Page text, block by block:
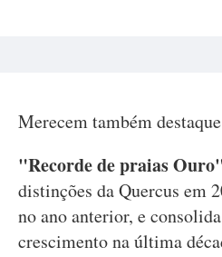
Merecem também
"Recorde de praias
distinções da Quercus em
no ano anterior, e
crescimento na última